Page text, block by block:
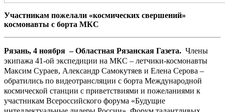
Участникам пожелали «космических свершений»
космонавты с борта МКС
Рязань, 4 ноября – Областная Рязанская Газета. Члены
экипажа 41-ой экспедиции на МКС – летчики-космонавты
Максим Сураев, Александр Самокутяев и Елена Серова –
обратились по видеотрансляции с борта Международной
космической станции с приветствиями и пожеланиями к
участникам Всероссийского форума «Будущие